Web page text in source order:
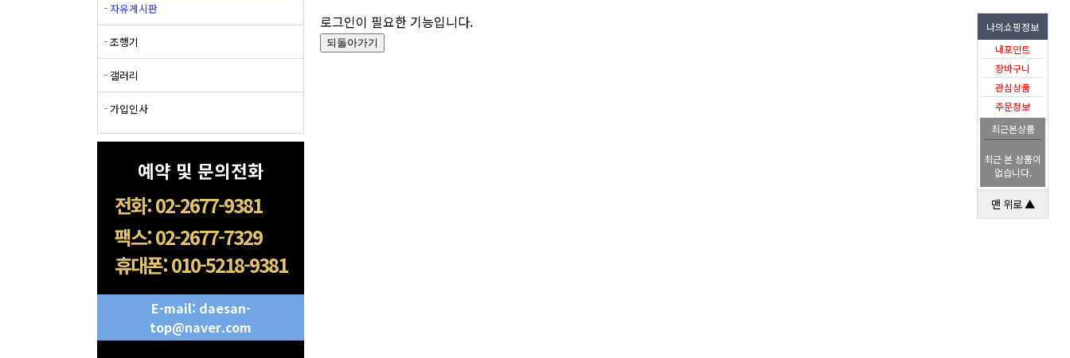
나의쇼핑정보
내포인트
장바구니
관심상품
주문정보
최근본상품
최근 본 상품이
없습니다.
맨 위로 ▲
자유게시판
조행기
갤러리
가입인사
예약 및 문의전화
전화: 02-2677-9381
팩스: 02-2677-7329
휴대폰: 010-5218-9381
E-mail: daesan-
top@naver.com
로그인이 필요한 기능입니다.